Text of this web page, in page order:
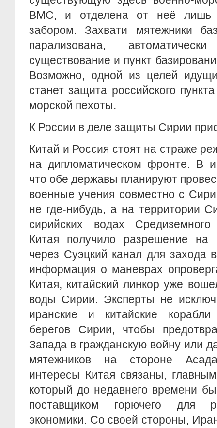
ВМС, и отделена от неё лишь
забором. Захвати мятежники
парализована,
существование и пункт
Возможно, одной из целей
станет защита российского
морской пехоты.
К России в деле защиты Сирии
Китай и Россия стоят на страже
на дипломатическом фронте. В
что обе державы планируют
военные учения совместно с
не где-нибудь, а на территории
сирийских водах
Китая получило разрешение на
через Суэцкий канал для захода
информация о маневрах
Китая, китайский линкор уже
воды Сирии. Эксперты не
иранские и китайские
берегов Сирии, чтобы
Запада в гражданскую войну или
мятежников на стороне
интересы Китая связаны,
который до недавнего времени
поставщиком горючего для
экономики. Со своей стороны,